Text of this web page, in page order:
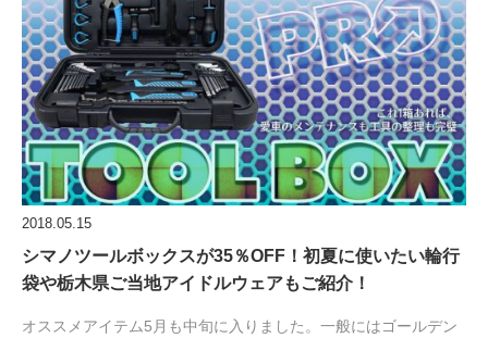
2018.05.15
シマノツールボックスが35％OFF！初夏に使いたい輪行
袋や栃木県ご当地アイドルウェアもご紹介！
オススメアイテム5月も中旬に入りました。一般にはゴールデン